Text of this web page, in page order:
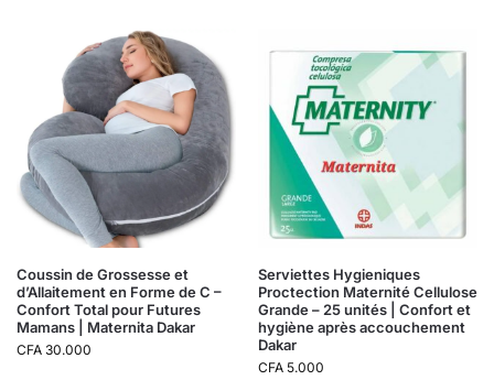
Coussin de Grossesse et
d’Allaitement en Forme de C –
Confort Total pour Futures
Mamans | Maternita Dakar
CFA 30.000
Serviettes Hygieniques
Proctection Maternité Cellulose
Grande – 25 unités | Confort et
hygiène après accouchement
Dakar
CFA 5.000